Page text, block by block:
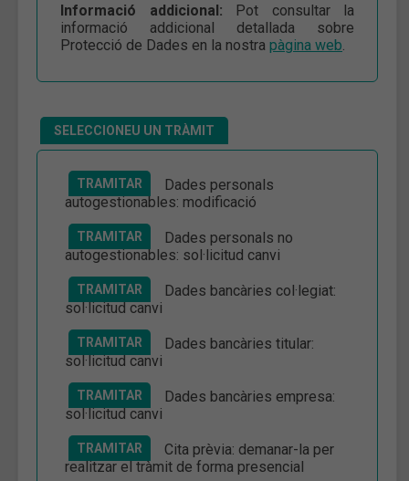
Informació addicional: Pot consultar la
informació addicional detallada sobre
Protecció de Dades en la nostra pàgina web.
SELECCIONEU UN TRÀMIT
TRAMITAR
Dades personals
autogestionables: modificació
TRAMITAR
Dades personals no
autogestionables: sol·licitud canvi
TRAMITAR
Dades bancàries col·legiat:
sol·licitud canvi
TRAMITAR
Dades bancàries titular:
sol·licitud canvi
TRAMITAR
Dades bancàries empresa:
sol·licitud canvi
TRAMITAR
Cita prèvia: demanar-la per
realitzar el tràmit de forma presencial